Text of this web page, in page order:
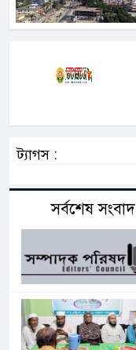
ট্যাগস :
সর্বশেষ সংবাদ